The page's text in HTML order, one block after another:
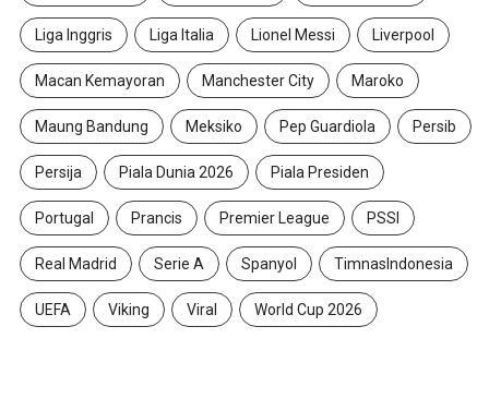
Liga Inggris Liga Italia Lionel Messi Liverpool
Macan Kemayoran Manchester City Maroko
Maung Bandung Meksiko Pep Guardiola Persib
Persija Piala Dunia 2026 Piala Presiden
Portugal Prancis Premier League PSSI
Real Madrid Serie A Spanyol TimnasIndonesia
UEFA Viking Viral World Cup 2026